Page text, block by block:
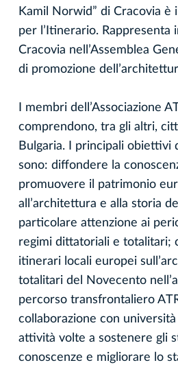
Kamil Norwid” di Cracovia
per l’Itinerario. Rappresenta
Cracovia nell’Assemblea
di promozione
I membri dell’Associazione
comprendono, tra gli altri,
Bulgaria. I principali obiettivi
sono: diffondere la
promuovere il patrimonio
all’architettura e alla storia
particolare attenzione ai
regimi dittatoriali e totalitari;
itinerari locali europei
totalitari del Novecento
percorso transfrontaliero
collaborazione con
attività volte a sostenere gli
conoscenze e migliorare lo